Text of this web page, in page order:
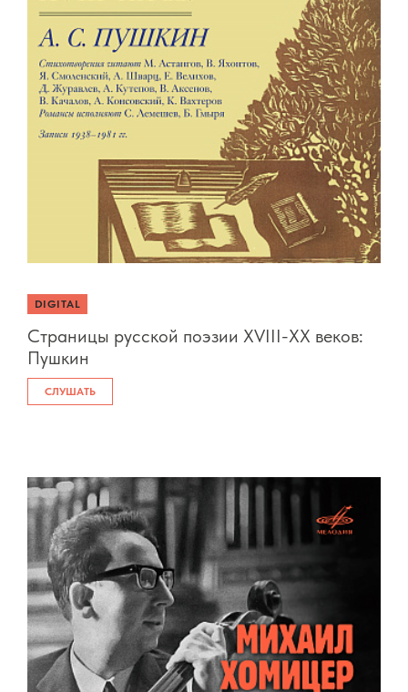
DIGITAL
Страницы русской поэзии XVIII-XX веков:
Пушкин
СЛУШАТЬ